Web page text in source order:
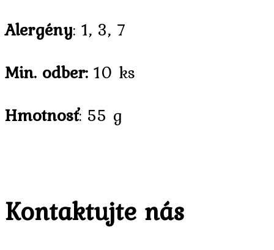
Alergény: 1, 3, 7
Min. odber: 10 ks
Hmotnosť: 55 g
Kontaktujte nás